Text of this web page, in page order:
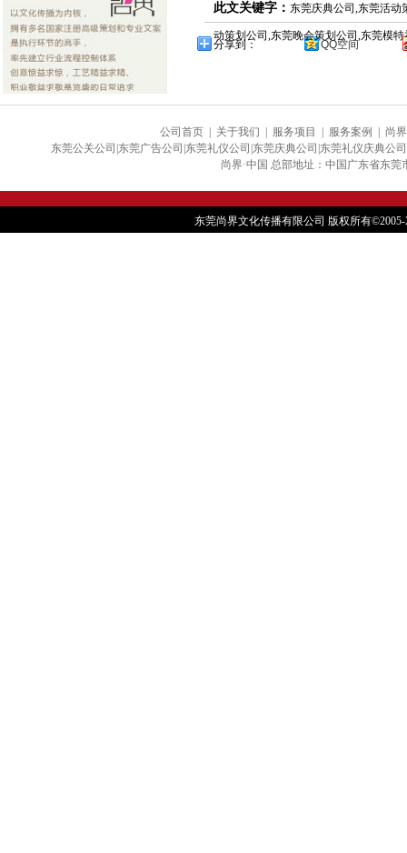
此文关键字： 东莞庆典公司,东莞活动
动策划公司,东莞晚会策划公司,东莞模
分享到： QQ空间
公司首页 关于我们 服务项目 服务案例
尚
东莞公关公司|东莞广告公司|东莞礼仪公司|东莞庆典公司|东莞礼仪庆典公
尚界·中国 总部地址：中国广东省东莞
东莞尚界文化传播有限公司 版权所有